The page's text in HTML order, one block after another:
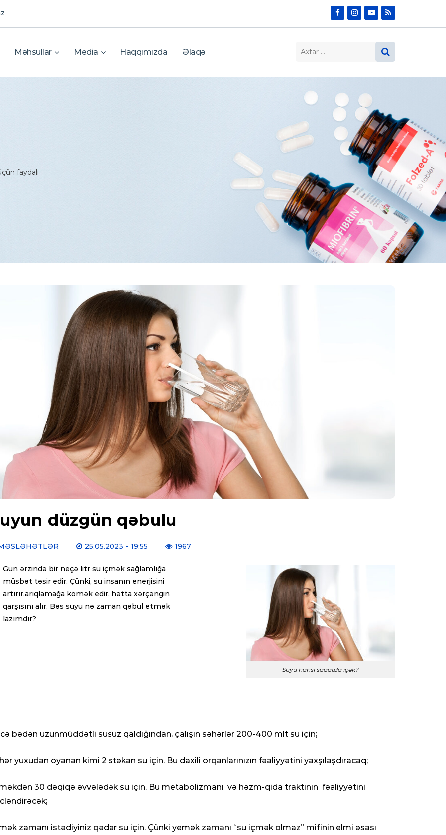
Məhsullar Media Haqqımızda Əlaqə
faydalı
düzgün qəbulu
25.05.2023 - 19:55 1967
Suyu hansı saaatda içək?
Gün ərzində bir neçə litr su içmək sağlamlığa
müsbət təsir edir. Çünki, su insanın enerjisini
artırır,arıqlamağa kömək edir, hətta xərçəngin
qarşısını alır. Bəs suyu nə zaman qəbul etmək
lazımdır?
bədən uzunmüddətli susuz qaldığından, çalışın səhərlər 200-400 mlt su için;
yuxudan oyanan kimi 2 stəkan su için. Bu daxili orqanlarınızın fəaliyyətini yaxşılaşdıracaq;
30 dəqiqə əvvələdək su için. Bu metabolizmanı və həzm-qida traktının fəaliyyətini
zamanı istədiyiniz qədər su için. Çünki yemək zamanı “su içmək olmaz” mifinin elmi əsası